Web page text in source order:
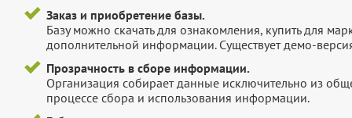
Заказ и приобретение базы.
Базу можно скачать для ознакомления, купить для
дополнительной информации. Существует демо-
Прозрачность в сборе информации.
Организация собирает данные исключительно из
процессе сбора и использования информации.